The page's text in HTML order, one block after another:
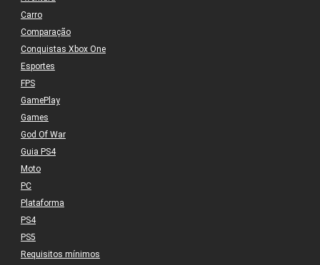
Carro
Comparação
Conquistas Xbox One
Esportes
FPS
GamePlay
Games
God Of War
Guia PS4
Moto
PC
Plataforma
PS4
PS5
Requisitos mínimos